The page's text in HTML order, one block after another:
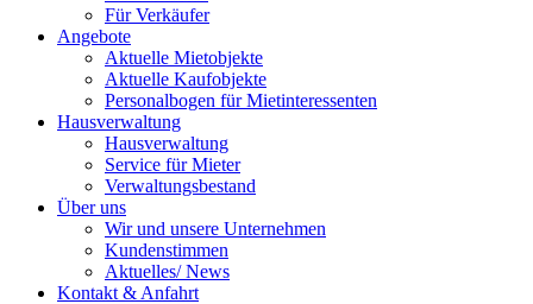
Für Verkäufer
Angebote
Aktuelle Mietobjekte
Aktuelle Kaufobjekte
Personalbogen für Mietinteressenten
Hausverwaltung
Hausverwaltung
Service für Mieter
Verwaltungsbestand
Über uns
Wir und unsere Unternehmen
Kundenstimmen
Aktuelles/ News
Kontakt & Anfahrt